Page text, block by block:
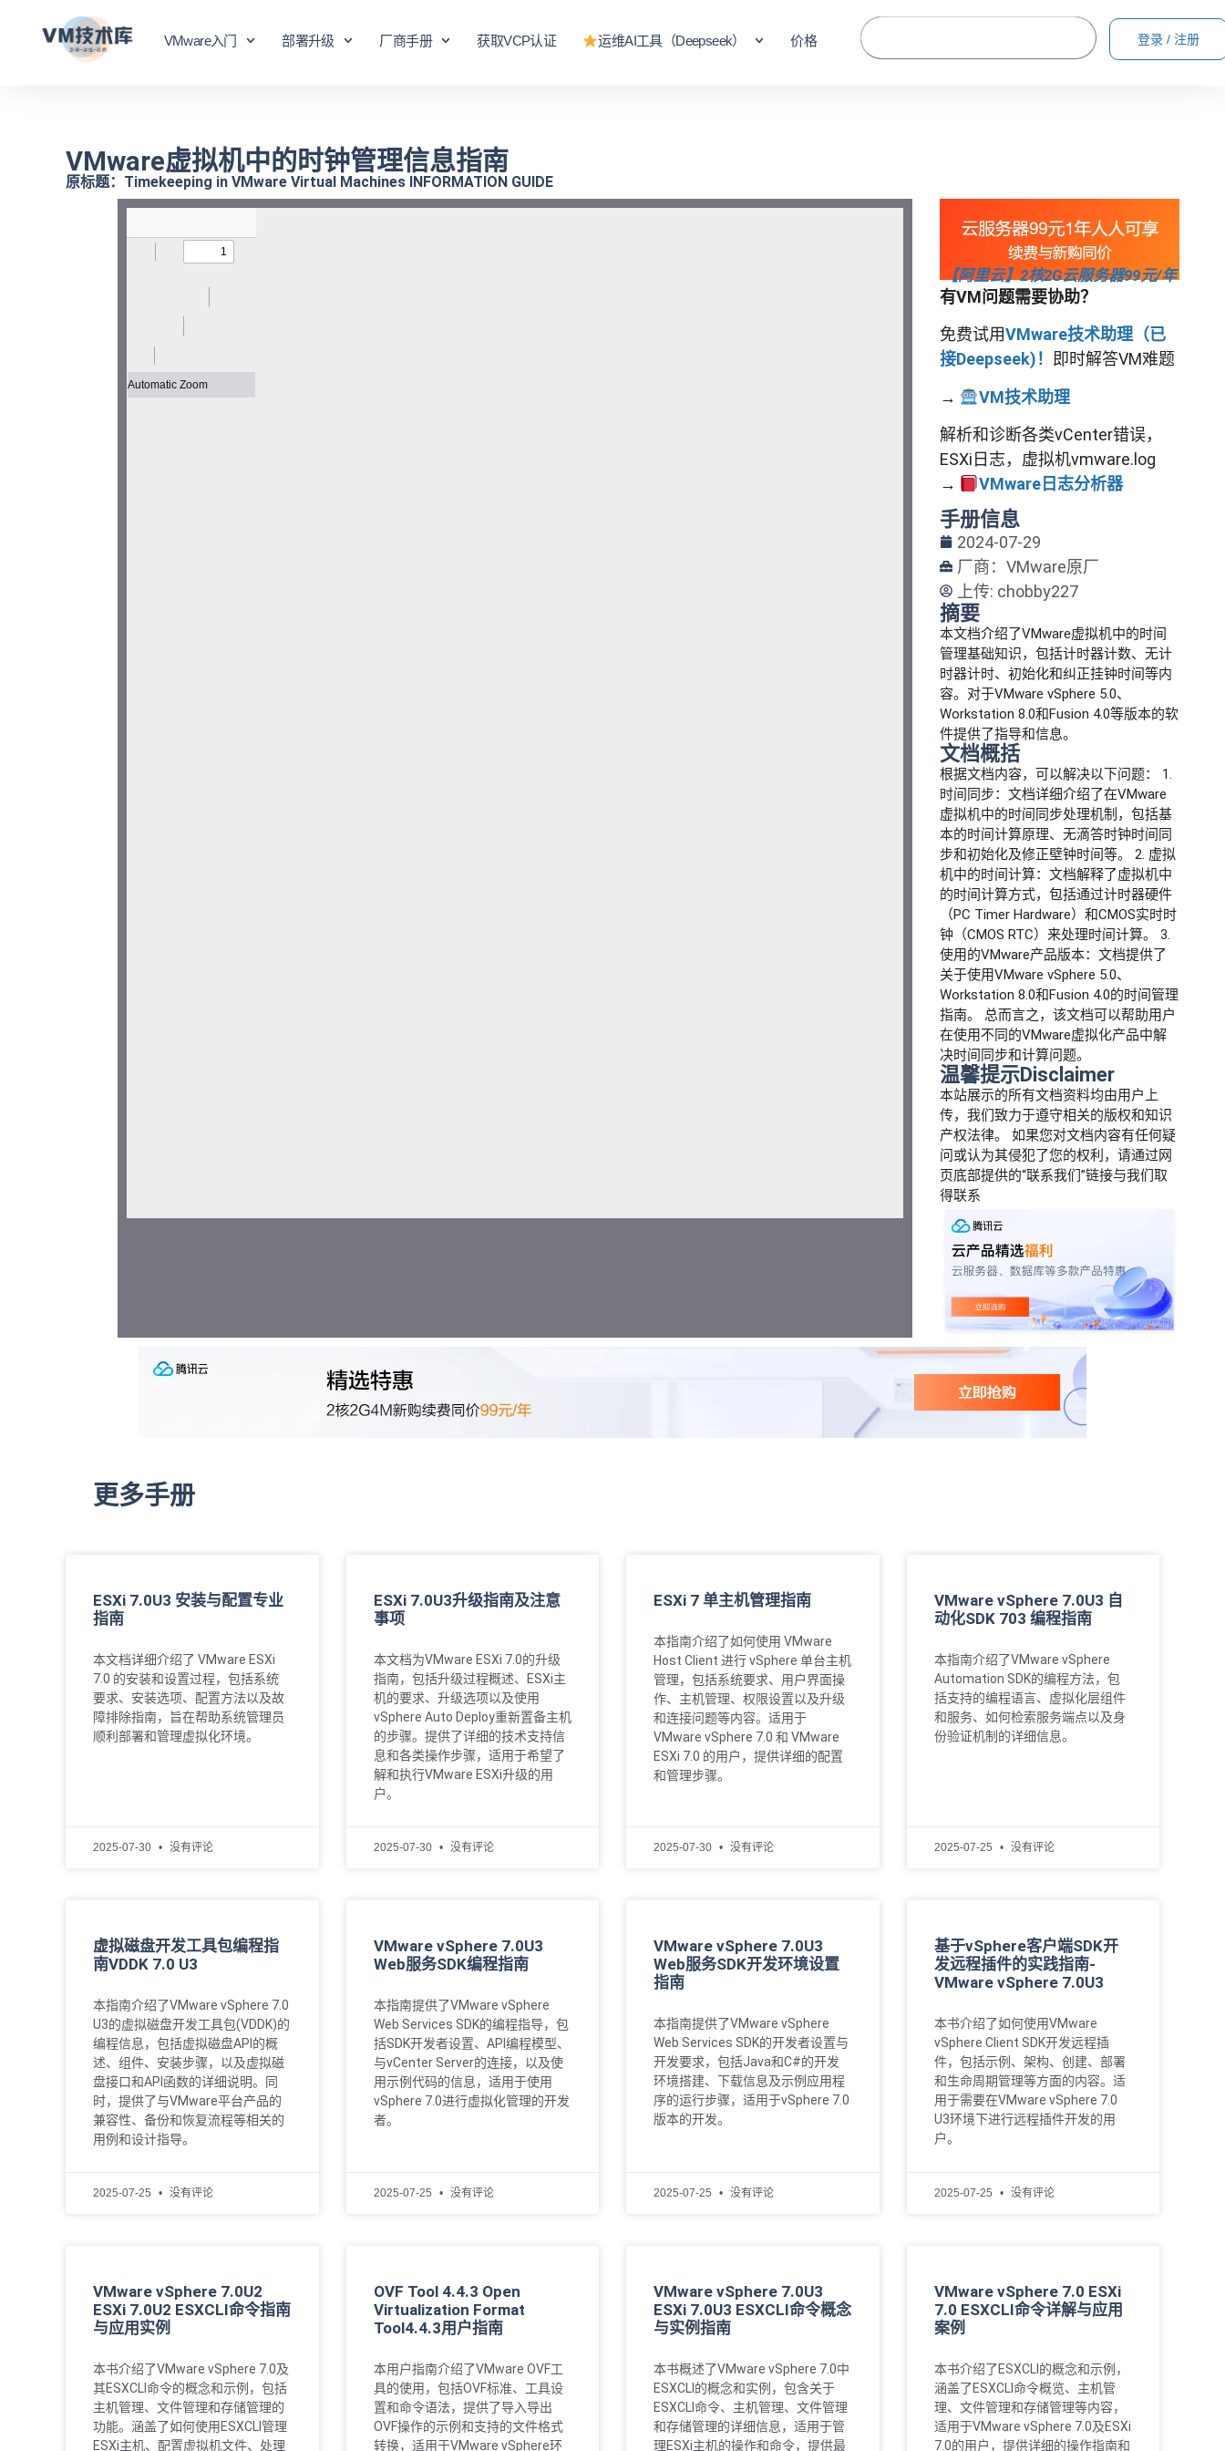
VMware入门 部署升级 厂商手册 获取VCP认证 运维AI工具（Deepseek） 价格 登录 / 注册
VMware虚拟机中的时钟管理信息指南
原标题：Timekeeping in VMware Virtual Machines INFORMATION GUIDE
【阿里云】2核2G云服务器99元/年
有VM问题需要协助？
免费试用VMware技术助理（已
接Deepseek)！ 即时解答VM难题
→
VM技术助理
解析和诊断各类vCenter错误，
ESXi日志，虚拟机vmware.log
→
VMware日志分析器
手册信息
2024-07-29
厂商：VMware原厂
上传: chobby227
摘要
本文档介绍了VMware虚拟机中的时间
管理基础知识，包括计时器计数、无计
时器计时、初始化和纠正挂钟时间等内
容。对于VMware vSphere 5.0、
Workstation 8.0和Fusion 4.0等版本的软
件提供了指导和信息。
文档概括
根据文档内容，可以解决以下问题： 1.
时间同步：文档详细介绍了在VMware
虚拟机中的时间同步处理机制，包括基
本的时间计算原理、无滴答时钟时间同
步和初始化及修正壁钟时间等。 2. 虚拟
机中的时间计算：文档解释了虚拟机中
的时间计算方式，包括通过计时器硬件
（PC Timer Hardware）和CMOS实时时
钟（CMOS RTC）来处理时间计算。 3.
使用的VMware产品版本：文档提供了
关于使用VMware vSphere 5.0、
Workstation 8.0和Fusion 4.0的时间管理
指南。 总而言之，该文档可以帮助用户
在使用不同的VMware虚拟化产品中解
决时间同步和计算问题。
温馨提示Disclaimer
本站展示的所有文档资料均由用户上
传，我们致力于遵守相关的版权和知识
产权法律。
如果您对文档内容有任何疑
问或认为其侵犯了您的权利，请通过网
页底部提供的“联系我们”链接与我们取
得联系
更多手册
ESXi 7.0U3 安装与配置专业
指南
本文档详细介绍了 VMware ESXi
7.0 的安装和设置过程，包括系统
要求、安装选项、配置方法以及故
障排除指南，旨在帮助系统管理员
顺利部署和管理虚拟化环境。
2025-07-30 没有评论
ESXi 7.0U3升级指南及注意
事项
本文档为VMware ESXi 7.0的升级
指南，包括升级过程概述、ESXi主
机的要求、升级选项以及使用
vSphere Auto Deploy重新置备主机
的步骤。提供了详细的技术支持信
息和各类操作步骤，适用于希望了
解和执行VMware ESXi升级的用
户。
2025-07-30 没有评论
ESXi 7 单主机管理指南
本指南介绍了如何使用 VMware
Host Client 进行 vSphere 单台主机
管理，包括系统要求、用户界面操
作、主机管理、权限设置以及升级
和连接问题等内容。适用于
VMware vSphere 7.0 和 VMware
ESXi 7.0 的用户，提供详细的配置
和管理步骤。
2025-07-30 没有评论
VMware vSphere 7.0U3 自
动化SDK 703 编程指南
本指南介绍了VMware vSphere
Automation SDK的编程方法，包
括支持的编程语言、虚拟化层组件
和服务、如何检索服务端点以及身
份验证机制的详细信息。
2025-07-25 没有评论
虚拟磁盘开发工具包编程指
南VDDK 7.0 U3
本指南介绍了VMware vSphere 7.0
U3的虚拟磁盘开发工具包(VDDK)的
编程信息，包括虚拟磁盘API的概
述、组件、安装步骤，以及虚拟磁
盘接口和API函数的详细说明。同
时，提供了与VMware平台产品的
兼容性、备份和恢复流程等相关的
用例和设计指导。
2025-07-25 没有评论
VMware vSphere 7.0U3
Web服务SDK编程指南
本指南提供了VMware vSphere
Web Services SDK的编程指导，包
括SDK开发者设置、API编程模型、
与vCenter Server的连接，以及使
用示例代码的信息，适用于使用
vSphere 7.0进行虚拟化管理的开发
者。
2025-07-25 没有评论
VMware vSphere 7.0U3
Web服务SDK开发环境设置
指南
本指南提供了VMware vSphere
Web Services SDK的开发者设置与
开发要求，包括Java和C#的开发
环境搭建、下载信息及示例应用程
序的运行步骤，适用于vSphere 7.0
版本的开发。
2025-07-25 没有评论
基于vSphere客户端SDK开
发远程插件的实践指南-
VMware vSphere 7.0U3
本书介绍了如何使用VMware
vSphere Client SDK开发远程插
件，包括示例、架构、创建、部署
和生命周期管理等方面的内容。适
用于需要在VMware vSphere 7.0
U3环境下进行远程插件开发的用
户。
2025-07-25 没有评论
VMware vSphere 7.0U2
ESXi 7.0U2 ESXCLI命令指南
与应用实例
本书介绍了VMware vSphere 7.0及
其ESXCLI命令的概念和示例，包括
主机管理、文件管理和存储管理的
功能。涵盖了如何使用ESXCLI管理
ESXi主机、配置虚拟机文件、处理
OVF Tool 4.4.3 Open
Virtualization Format
Tool4.4.3用户指南
本用户指南介绍了VMware OVF工
具的使用，包括OVF标准、工具设
置和命令语法，提供了导入导出
OVF操作的示例和支持的文件格式
转换，适用于VMware vSphere环
VMware vSphere 7.0U3
ESXi 7.0U3 ESXCLI命令概念
与实例指南
本书概述了VMware vSphere 7.0中
ESXCLI的概念和实例，包含关于
ESXCLI命令、主机管理、文件管理
和存储管理的详细信息，适用于管
理ESXi主机的操作和命令，提供最
VMware vSphere 7.0 ESXi
7.0 ESXCLI命令详解与应用
案例
本书介绍了ESXCLI的概念和示例，
涵盖了ESXCLI命令概览、主机管
理、文件管理和存储管理等内容，
适用于VMware vSphere 7.0及ESXi
7.0的用户，提供详细的操作指南和